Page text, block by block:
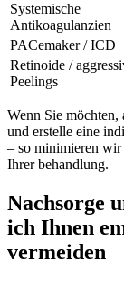
Systemische
Antikoagulanzien
PACemaker / ICD
Retinoide⁣ /
⁢Peelings
Wenn Sie
und erstelle eine
– so​ minimieren
Ihrer ‌behandlung.
Nachsorge⁣
ich Ihnen
vermeiden